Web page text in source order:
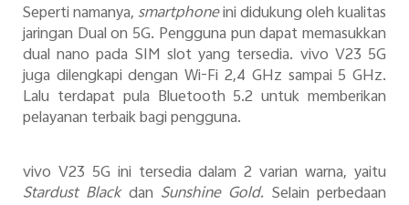
Seperti namanya, smartphoneini didukung oleh kualitas
jaringan Dual on 5G. Pengguna pun dapat memasukkan
dual nano pada SIM slot yang tersedia. vivo V23 5G
juga dilengkapi dengan Wi-Fi 2,4 GHz sampai 5 GHz.
Lalu terdapat pula Bluetooth 5.2 untuk memberikan
pelayanan terbaik bagi pengguna.
vivo V23 5G ini tersedia dalam 2 varian warna, yaitu
Stardust Blackdan Sunshine Gold. Selain perbedaan